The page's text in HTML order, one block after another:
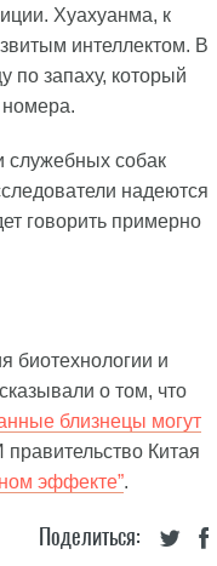
Хуахуанма, к
интеллектом. В
по запаху, который
номера.
служебных собак
надеются
говорить примерно
биотехнологии и
о том, что
близнецы могут
правительство Китая
эффекте”.
Поделиться: